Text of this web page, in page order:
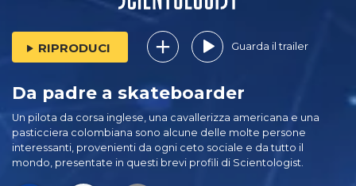
RIPRODUCI Guarda il trailer
Da padre a skateboarder
Un pilota da corsa inglese, una cavallerizza americana e una
pasticciera colombiana sono alcune delle molte persone
interessanti, provenienti da ogni ceto sociale e da tutto il
mondo, presentate in questi brevi profili di Scientologist.